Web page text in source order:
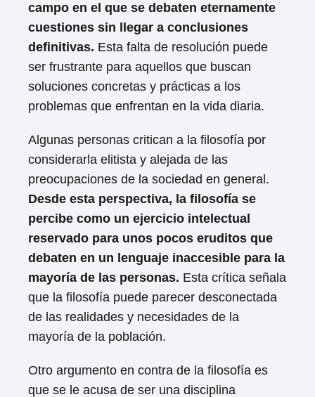
campo en el que se debaten eternamente
cuestiones sin llegar a conclusiones
definitivas. Esta falta de resolución puede
ser frustrante para aquellos que buscan
soluciones concretas y prácticas a los
problemas que enfrentan en la vida diaria.
Algunas personas critican a la filosofía por
considerarla elitista y alejada de las
preocupaciones de la sociedad en general.
Desde esta perspectiva, la filosofía se
percibe como un ejercicio intelectual
reservado para unos pocos eruditos que
debaten en un lenguaje inaccesible para la
mayoría de las personas. Esta crítica señala
que la filosofía puede parecer desconectada
de las realidades y necesidades de la
mayoría de la población.
Otro argumento en contra de la filosofía es
que se le acusa de ser una disciplina